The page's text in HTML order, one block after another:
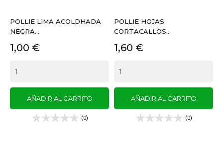
POLLIE LIMA ACOLDHADA
NEGRA...
Precio
1,00 €
AÑADIR AL CARRITO
(0)
POLLIE HOJAS
CORTACALLOS...
Precio
1,60 €
AÑADIR AL CARRITO
(0)